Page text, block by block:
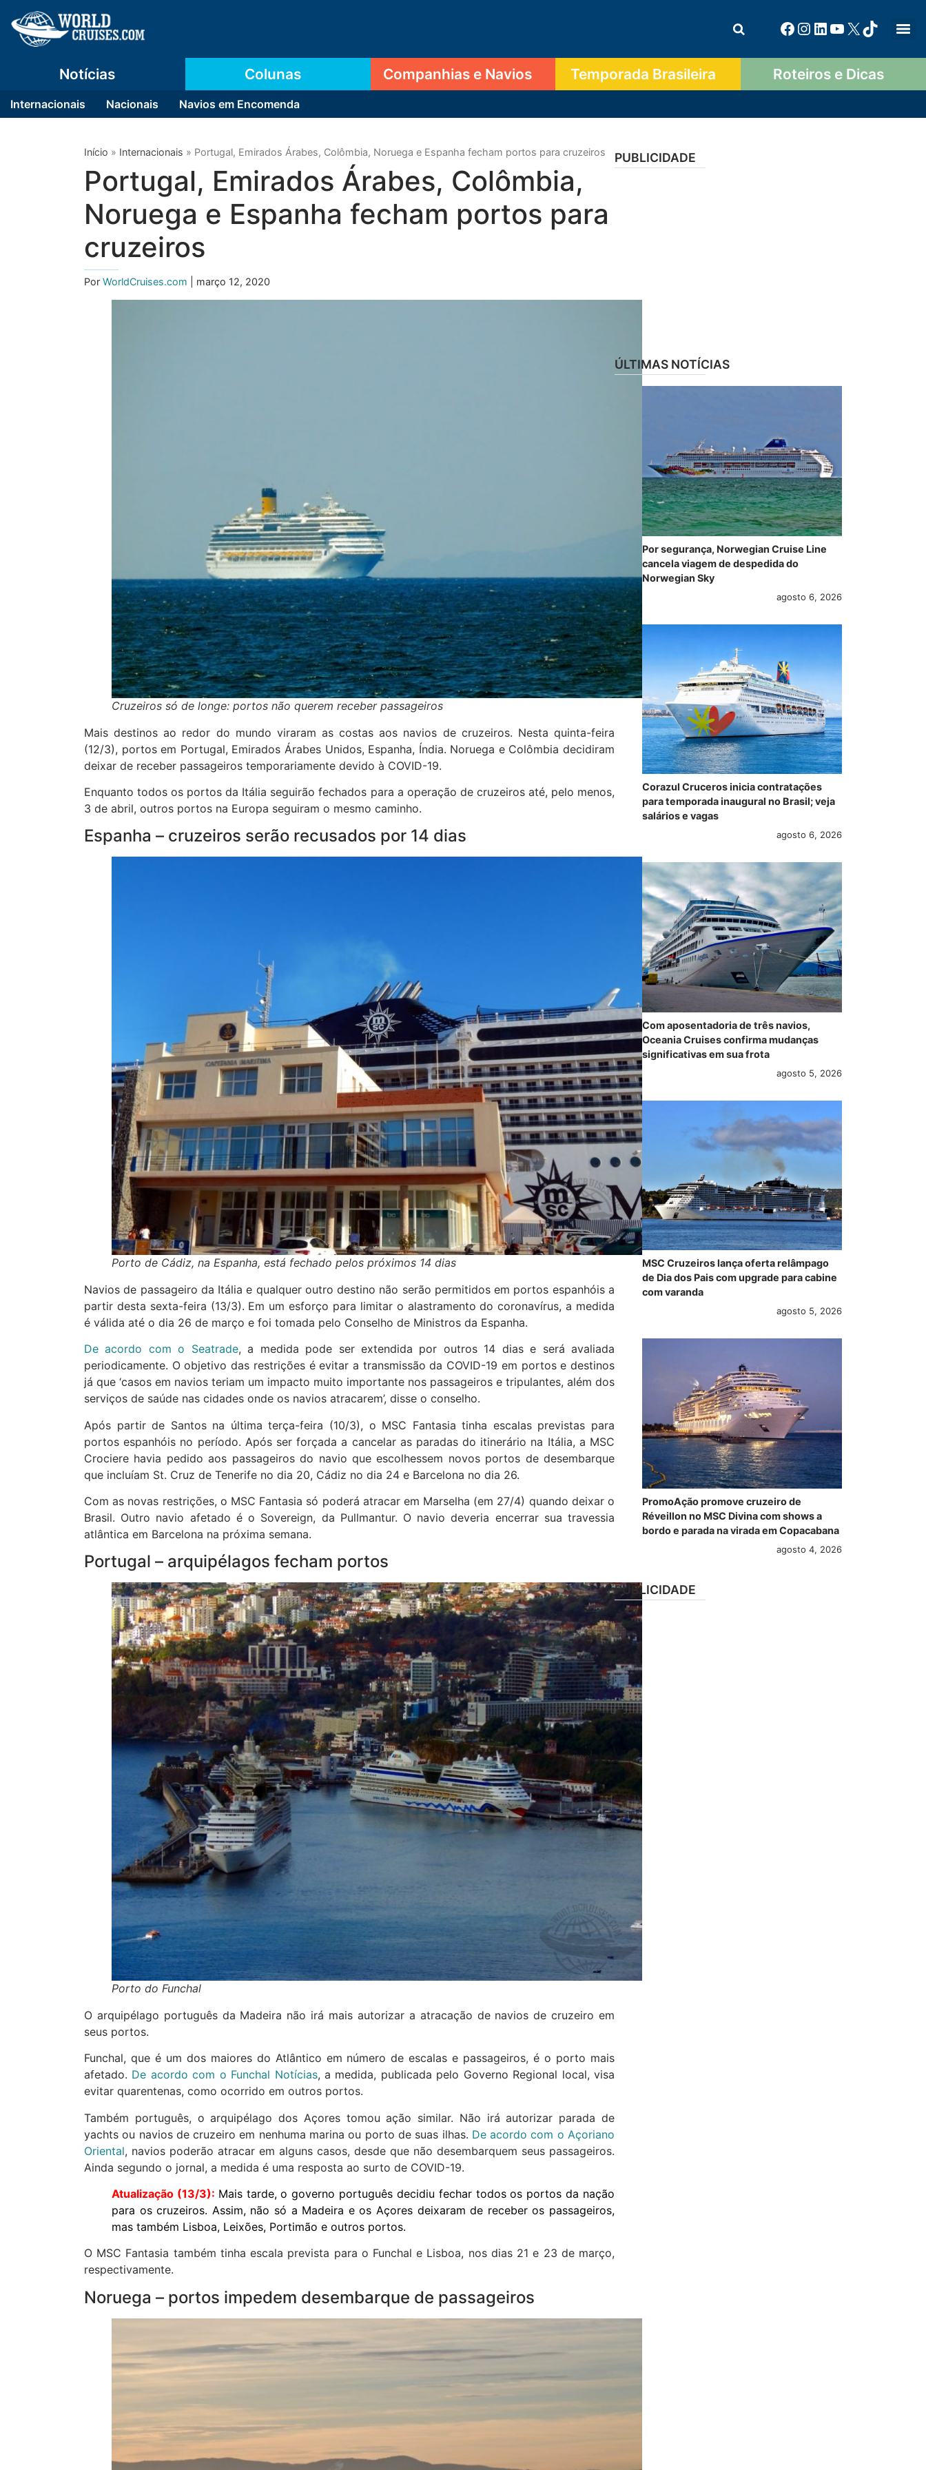
Notícias
Internacionais Nacionais Navios em Encomenda
Colunas Companhias e Navios Temporada Brasileira Roteiros e Dicas
Início » Internacionais » Portugal, Emirados Árabes, Colômbia, Noruega e Espanha fecham portos para cruzeiros
Portugal, Emirados Árabes, Colômbia,
Noruega e Espanha fecham portos para
cruzeiros
Por WorldCruises.com | março 12, 2020
Cruzeiros só de longe: portos não querem receber passageiros
Mais destinos ao redor do mundo viraram as costas aos navios de cruzeiros. Nesta quinta-feira
(12/3), portos em Portugal, Emirados Árabes Unidos, Espanha, Índia. Noruega e Colômbia decidiram
deixar de receber passageiros temporariamente devido à COVID-19.
Enquanto todos os portos da Itália seguirão fechados para a operação de cruzeiros até, pelo menos,
3 de abril, outros portos na Europa seguiram o mesmo caminho.
Espanha – cruzeiros serão recusados por 14 dias
Porto de Cádiz, na Espanha, está fechado pelos próximos 14 dias
Navios de passageiro da Itália e qualquer outro destino não serão permitidos em portos espanhóis a
partir desta sexta-feira (13/3). Em um esforço para limitar o alastramento do coronavírus, a medida
é válida até o dia 26 de março e foi tomada pelo Conselho de Ministros da Espanha.
De acordo com o Seatrade, a medida pode ser extendida por outros 14 dias e será avaliada
periodicamente. O objetivo das restrições é evitar a transmissão da COVID-19 em portos e destinos
já que ‘casos em navios teriam um impacto muito importante nos passageiros e tripulantes, além dos
serviços de saúde nas cidades onde os navios atracarem’, disse o conselho.
Após partir de Santos na última terça-feira (10/3), o MSC Fantasia tinha escalas previstas para
portos espanhóis no período. Após ser forçada a cancelar as paradas do itinerário na Itália, a MSC
Crociere havia pedido aos passageiros do navio que escolhessem novos portos de desembarque
que incluíam St. Cruz de Tenerife no dia 20, Cádiz no dia 24 e Barcelona no dia 26.
Com as novas restrições, o MSC Fantasia só poderá atracar em Marselha (em 27/4) quando deixar o
Brasil. Outro navio afetado é o Sovereign, da Pullmantur. O navio deveria encerrar sua travessia
atlântica em Barcelona na próxima semana.
Portugal – arquipélagos fecham portos
Porto do Funchal
O arquipélago português da Madeira não irá mais autorizar a atracação de navios de cruzeiro em
seus portos.
Funchal, que é um dos maiores do Atlântico em número de escalas e passageiros, é o porto mais
afetado. De acordo com o Funchal Notícias, a medida, publicada pelo Governo Regional local, visa
evitar quarentenas, como ocorrido em outros portos.
Também português, o arquipélago dos Açores tomou ação similar. Não irá autorizar parada de
yachts ou navios de cruzeiro em nenhuma marina ou porto de suas ilhas. De acordo com o Açoriano
Oriental, navios poderão atracar em alguns casos, desde que não desembarquem seus passageiros.
Ainda segundo o jornal, a medida é uma resposta ao surto de COVID-19.
Atualização (13/3): Mais tarde, o governo português decidiu fechar todos os portos da nação
para os cruzeiros. Assim, não só a Madeira e os Açores deixaram de receber os passageiros,
mas também Lisboa, Leixões, Portimão e outros portos.
O MSC Fantasia também tinha escala prevista para o Funchal e Lisboa, nos dias 21 e 23 de março,
respectivamente.
Noruega – portos impedem desembarque de passageiros
PUBLICIDADE
ÚLTIMAS NOTÍCIAS
Por segurança, Norwegian Cruise Line
cancela viagem de despedida do
Norwegian Sky
agosto 6, 2026
Corazul Cruceros inicia contratações
para temporada inaugural no Brasil; veja
salários e vagas
agosto 6, 2026
Com aposentadoria de três navios,
Oceania Cruises confirma mudanças
significativas em sua frota
agosto 5, 2026
MSC Cruzeiros lança oferta relâmpago
de Dia dos Pais com upgrade para cabine
com varanda
agosto 5, 2026
PromoAção promove cruzeiro de
Réveillon no MSC Divina com shows a
bordo e parada na virada em Copacabana
agosto 4, 2026
PUBLICIDADE